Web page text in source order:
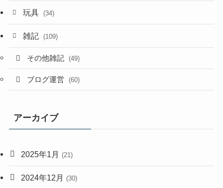
玩具 (34)
雑記 (109)
その他雑記 (49)
ブログ運営 (60)
アーカイブ
2025年1月 (21)
2024年12月 (30)